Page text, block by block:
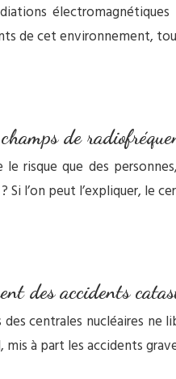
de cet environnement,
de
risque que des
Si l’on peut l’expliquer, le
des accidents
des centrales nucléaires
à part les accidents